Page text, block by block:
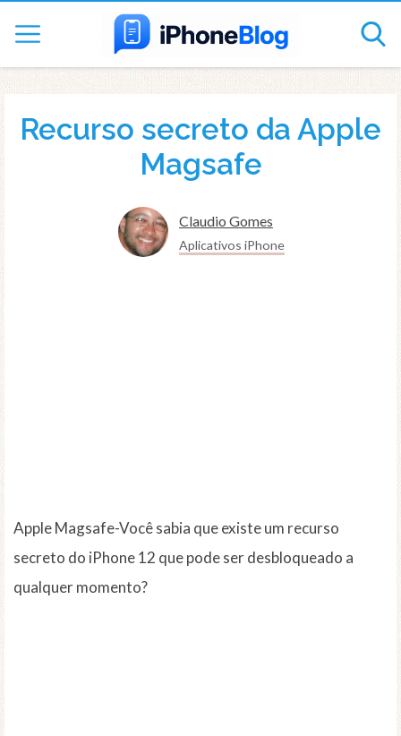
Recurso secreto da Apple
Magsafe
Claudio Gomes
Aplicativos iPhone
Apple Magsafe-Você sabia que existe um recurso
secreto do iPhone 12 que pode ser desbloqueado a
qualquer momento?